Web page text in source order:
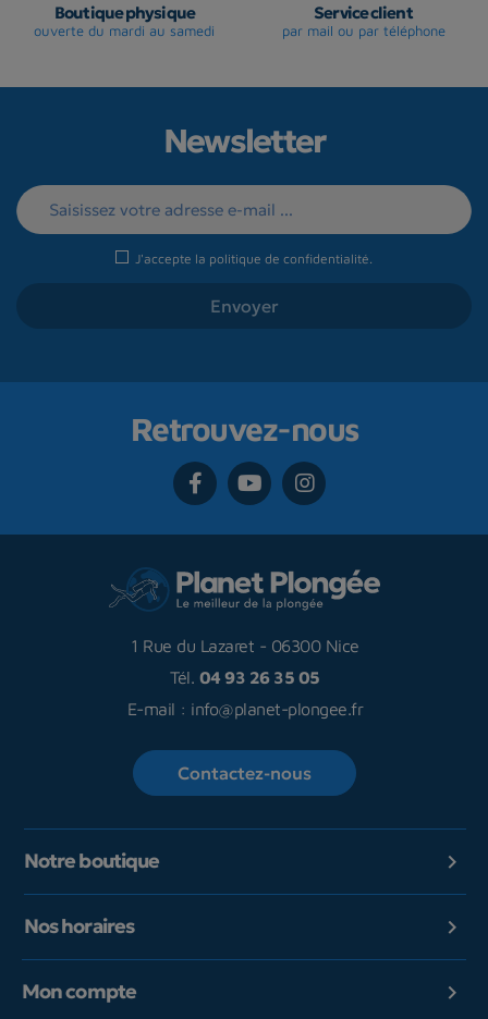
Boutique physique
ouverte du mardi au samedi
Service client
par mail ou par téléphone
Newsletter
J'accepte la politique de confidentialité.
Retrouvez-nous
1 Rue du Lazaret - 06300 Nice
Tél. 04 93 26 35 05
E-mail : info@planet-plongee.fr
Contactez-nous
Notre boutique 
Nos horaires 
Mon compte 